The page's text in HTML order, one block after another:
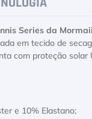
Series da Mormaii
em tecido de
com proteção solar
e 10% Elastano;